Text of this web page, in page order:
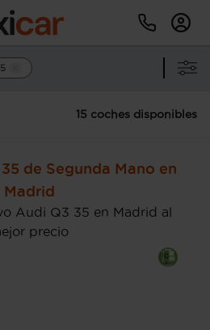
15 coches disponibles
de Segunda Mano en
Madrid
Audi Q3 35 en Madrid al
precio